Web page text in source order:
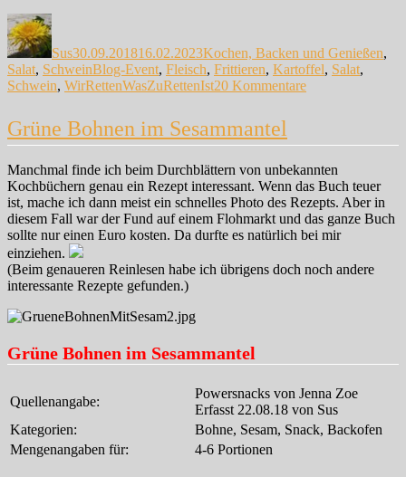
Autor
Sus30.09.201816.02.2023Kochen, Backen und Genießen,
Salat, SchweinSchlagwörter
Blog-Event, Fleisch, Frittieren, Kartoffel, Salat,
Schwein, WirRettenWasZuRettenIst20 Kommentarezu
Grüne Bohnen im Sesammantel
Manchmal finde ich beim Durchblättern von unbekannten
Kochbüchern genau ein Rezept interessant. Wenn das Buch teuer
ist, mache ich dann meist ein schnelles Photo des Rezepts. Aber in
diesem Fall war der Fund auf einem Flohmarkt und das ganze Buch
sollte nur einen Euro kosten. Da durfte es natürlich bei mir
einziehen.
(Beim genaueren Reinlesen habe ich übrigens doch noch andere
interessante Rezepte gefunden.)
Grüne Bohnen im Sesammantel
Quellenangabe:
Powersnacks von Jenna Zoe
Erfasst 22.08.18 von Sus
Kategorien:
Bohne, Sesam, Snack, Backofen
Mengenangaben für:
4-6 Portionen